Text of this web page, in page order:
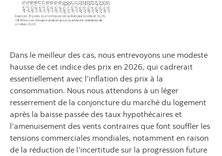
Dans le meilleur des cas, nous entrevoyons une modeste
hausse de cet indice des prix en 2026, qui cadrerait
essentiellement avec l’inflation des prix à la
consommation. Nous nous attendons à un léger
resserrement de la conjoncture du marché du logement
après la baisse passée des taux hypothécaires et
l’amenuisement des vents contraires que font souffler les
tensions commerciales mondiales, notamment en raison
de la réduction de l’incertitude sur la progression future